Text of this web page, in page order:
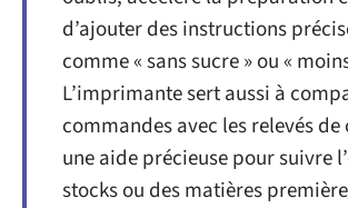
d’ajouter des instructions
comme « sans sucre » ou «
L’imprimante sert aussi à
commandes avec les relevés de
une aide précieuse pour suivre
stocks ou des matières